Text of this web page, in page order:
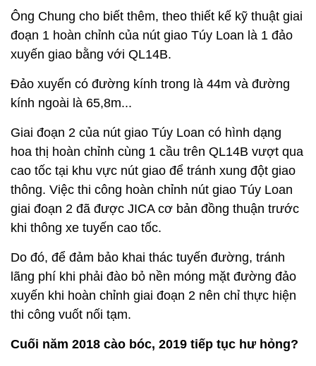
Ông Chung cho biết thêm, theo thiết kế kỹ thuật giai
đoạn 1 hoàn chỉnh của nút giao Túy Loan là 1 đảo
xuyến giao bằng với QL14B.
Đảo xuyến có đường kính trong là 44m và đường
kính ngoài là 65,8m...
Giai đoạn 2 của nút giao Túy Loan có hình dạng
hoa thị hoàn chỉnh cùng 1 cầu trên QL14B vượt qua
cao tốc tại khu vực nút giao để tránh xung đột giao
thông. Việc thi công hoàn chỉnh nút giao Túy Loan
giai đoạn 2 đã được JICA cơ bản đồng thuận trước
khi thông xe tuyến cao tốc.
Do đó, để đảm bảo khai thác tuyến đường, tránh
lãng phí khi phải đào bỏ nền móng mặt đường đảo
xuyến khi hoàn chỉnh giai đoạn 2 nên chỉ thực hiện
thi công vuốt nối tạm.
Cuối năm 2018 cào bóc, 2019 tiếp tục hư hỏng?